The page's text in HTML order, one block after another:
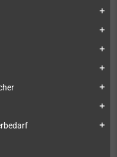
add
add
add
add
add
add
add